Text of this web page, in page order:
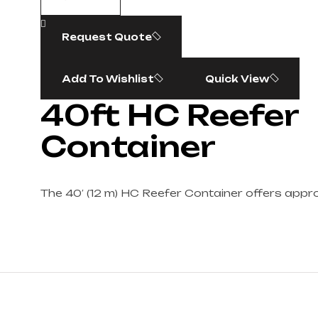
Request Quote
Add To Wishlist Quick View
40ft HC Reefer
Container
The 40′ (12 m) HC Reefer Container offers